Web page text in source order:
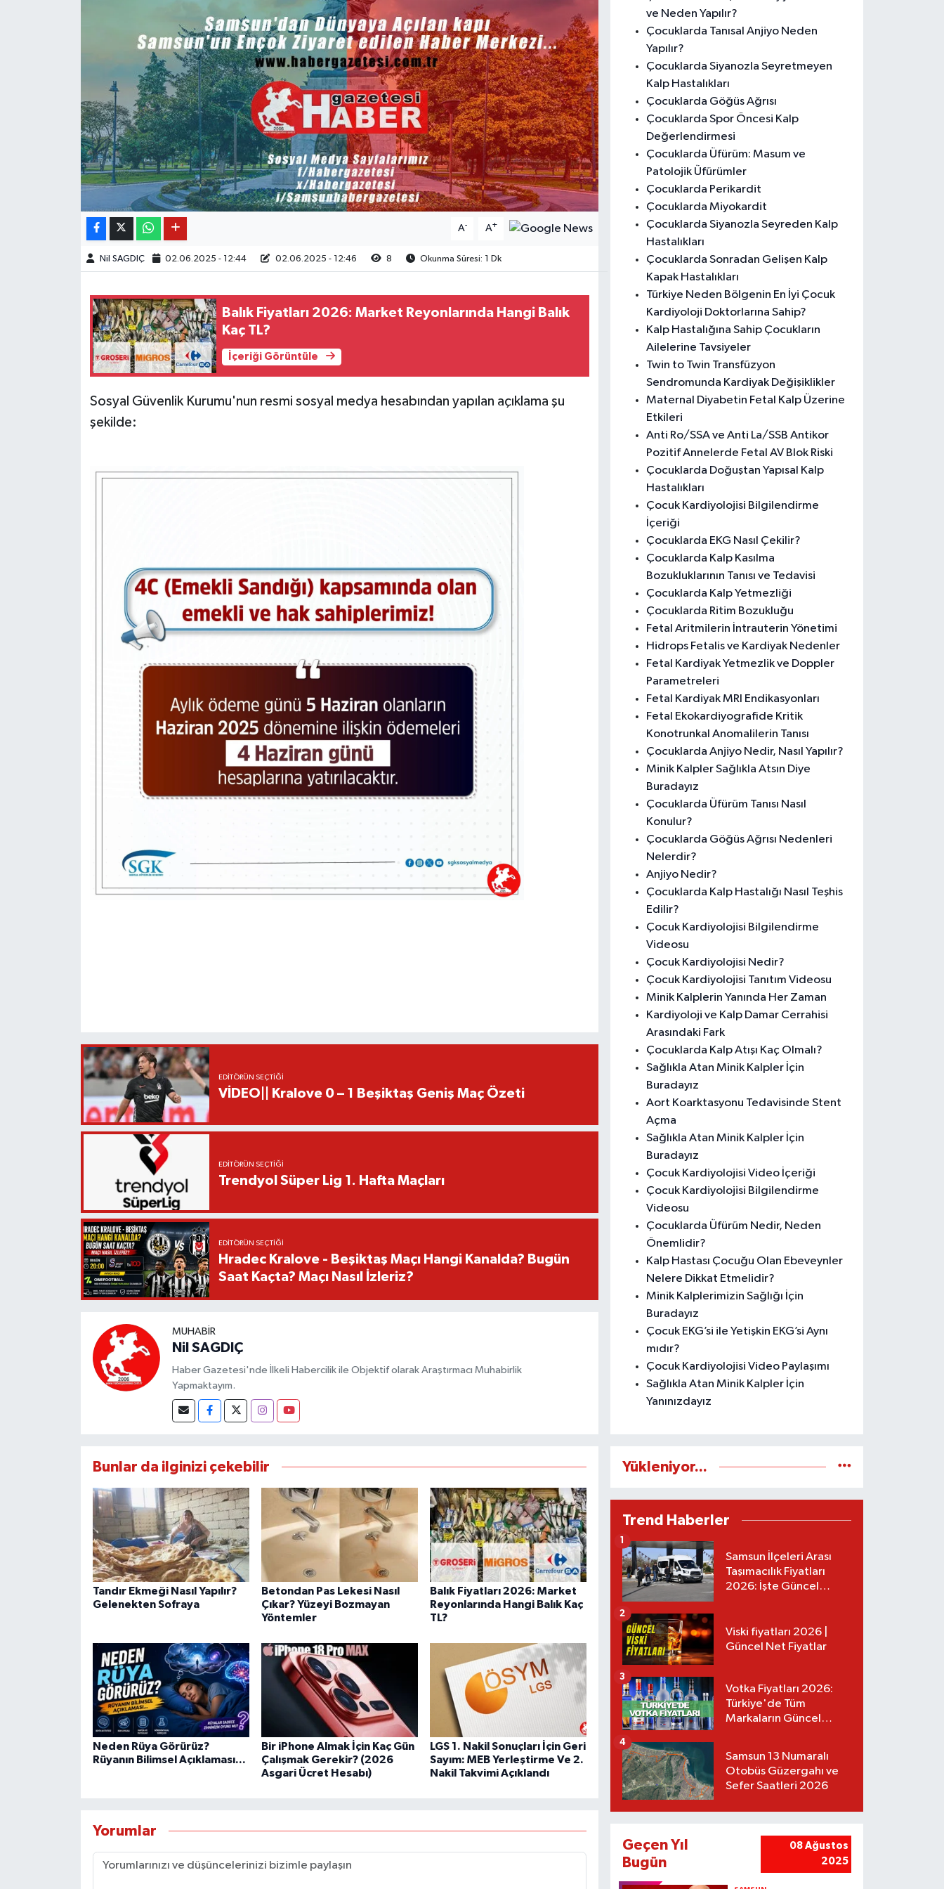
A- A+
Nil SAGDIÇ 02.06.2025 - 12:44 02.06.2025 - 12:46 8 Okunma Süresi: 1 Dk
Balık Fiyatları 2026: Market Reyonlarında Hangi Balık
Kaç TL?
İçeriği Görüntüle
Sosyal Güvenlik Kurumu'nun resmi sosyal medya hesabından yapılan açıklama şu
şekilde:
EDITÖRÜN SEÇTIĞI
VİDEO|| Kralove 0 – 1 Beşiktaş Geniş Maç Özeti
EDITÖRÜN SEÇTIĞI
Trendyol Süper Lig 1. Hafta Maçları
EDITÖRÜN SEÇTIĞI
Hradec Kralove - Beşiktaş Maçı Hangi Kanalda? Bugün
Saat Kaçta? Maçı Nasıl İzleriz?
MUHABIR
Nil SAGDIÇ
Haber Gazetesi'nde İlkeli Habercilik ile Objektif olarak Araştırmacı Muhabirlik
Yapmaktayım.
Bunlar da ilginizi çekebilir
Tandır Ekmeği Nasıl Yapılır?
Gelenekten Sofraya
Betondan Pas Lekesi Nasıl
Çıkar? Yüzeyi Bozmayan
Yöntemler
Balık Fiyatları 2026: Market
Reyonlarında Hangi Balık Kaç
TL?
Neden Rüya Görürüz?
Rüyanın Bilimsel Açıklaması...
Bir iPhone Almak İçin Kaç Gün
Çalışmak Gerekir? (2026
Asgari Ücret Hesabı)
LGS 1. Nakil Sonuçları İçin Geri
Sayım: MEB Yerleştirme Ve 2.
Nakil Takvimi Açıklandı
Yorumlar
ve Neden Yapılır?
Çocuklarda Tanısal Anjiyo Neden
Yapılır?
Çocuklarda Siyanozla Seyretmeyen
Kalp Hastalıkları
Çocuklarda Göğüs Ağrısı
Çocuklarda Spor Öncesi Kalp
Değerlendirmesi
Çocuklarda Üfürüm: Masum ve
Patolojik Üfürümler
Çocuklarda Perikardit
Çocuklarda Miyokardit
Çocuklarda Siyanozla Seyreden Kalp
Hastalıkları
Çocuklarda Sonradan Gelişen Kalp
Kapak Hastalıkları
Türkiye Neden Bölgenin En İyi Çocuk
Kardiyoloji Doktorlarına Sahip?
Kalp Hastalığına Sahip Çocukların
Ailelerine Tavsiyeler
Twin to Twin Transfüzyon
Sendromunda Kardiyak Değişiklikler
Maternal Diyabetin Fetal Kalp Üzerine
Etkileri
Anti Ro/SSA ve Anti La/SSB Antikor
Pozitif Annelerde Fetal AV Blok Riski
Çocuklarda Doğuştan Yapısal Kalp
Hastalıkları
Çocuk Kardiyolojisi Bilgilendirme
İçeriği
Çocuklarda EKG Nasıl Çekilir?
Çocuklarda Kalp Kasılma
Bozukluklarının Tanısı ve Tedavisi
Çocuklarda Kalp Yetmezliği
Çocuklarda Ritim Bozukluğu
Fetal Aritmilerin İntrauterin Yönetimi
Hidrops Fetalis ve Kardiyak Nedenler
Fetal Kardiyak Yetmezlik ve Doppler
Parametreleri
Fetal Kardiyak MRI Endikasyonları
Fetal Ekokardiyografide Kritik
Konotrunkal Anomalilerin Tanısı
Çocuklarda Anjiyo Nedir, Nasıl Yapılır?
Minik Kalpler Sağlıkla Atsın Diye
Buradayız
Çocuklarda Üfürüm Tanısı Nasıl
Konulur?
Çocuklarda Göğüs Ağrısı Nedenleri
Nelerdir?
Anjiyo Nedir?
Çocuklarda Kalp Hastalığı Nasıl Teşhis
Edilir?
Çocuk Kardiyolojisi Bilgilendirme
Videosu
Çocuk Kardiyolojisi Nedir?
Çocuk Kardiyolojisi Tanıtım Videosu
Minik Kalplerin Yanında Her Zaman
Kardiyoloji ve Kalp Damar Cerrahisi
Arasındaki Fark
Çocuklarda Kalp Atışı Kaç Olmalı?
Sağlıkla Atan Minik Kalpler İçin
Buradayız
Aort Koarktasyonu Tedavisinde Stent
Açma
Sağlıkla Atan Minik Kalpler İçin
Buradayız
Çocuk Kardiyolojisi Video İçeriği
Çocuk Kardiyolojisi Bilgilendirme
Videosu
Çocuklarda Üfürüm Nedir, Neden
Önemlidir?
Kalp Hastası Çocuğu Olan Ebeveynler
Nelere Dikkat Etmelidir?
Minik Kalplerimizin Sağlığı İçin
Buradayız
Çocuk EKG’si ile Yetişkin EKG’si Aynı
mıdır?
Çocuk Kardiyolojisi Video Paylaşımı
Sağlıkla Atan Minik Kalpler İçin
Yanınızdayız
Yükleniyor...
Trend Haberler
Samsun İlçeleri Arası
Taşımacılık Fiyatları
2026: İşte Güncel
1
Viski fiyatları 2026 |
Güncel Net Fiyatlar
2
Votka Fiyatları 2026:
Türkiye'de Tüm
Markaların Güncel
3
Samsun 13 Numaralı
Otobüs Güzergahı ve
Sefer Saatleri 2026
4
Geçen Yıl
Bugün
08 Ağustos
2025